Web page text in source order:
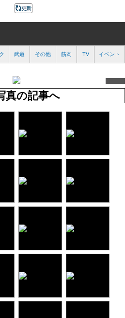
武道 その他 筋肉 TV イベント
真の記事へ